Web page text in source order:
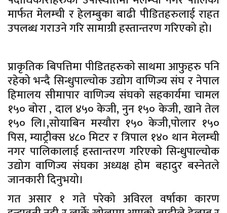
मार्फत मेलम्ची र हेलम्बुका बाढी पीडितहरुलाई राहत
उपलब्ध गराउने गरि सामाग्री हस्तान्तरण गरिएको हो।
प्राकृतिक बिपत्तिमा पीडितहरुको साथमा आफुहरु पनि
रहेको भन्दै सिन्धुपाल्चोक उद्योग वाणिज्य संघ र नेपाल
हिमालय सीमापार वाणिज्य संघको सहकार्यमा चामल
१५० बोरा , दाल ४५० केजी, नुन १५० केजी, खाने तेल
१५० लि।,सोयाबिन मस्यौरा १५० केजी,पोलार १५०
पिस, म्याट्रीक्स ४८० मिटर र त्रिपाल १४० थान मेलम्ची
नगर पालिकालाई हस्तान्तरण गरिएको सिन्धुपाल्चोक
उद्योग वाणिज्य संघका अध्यक्ष होम बहादुर बस्नेतले
जानकारी दिनुभयो।
गत असार १ गते परेको अविरल वर्षाका कारण